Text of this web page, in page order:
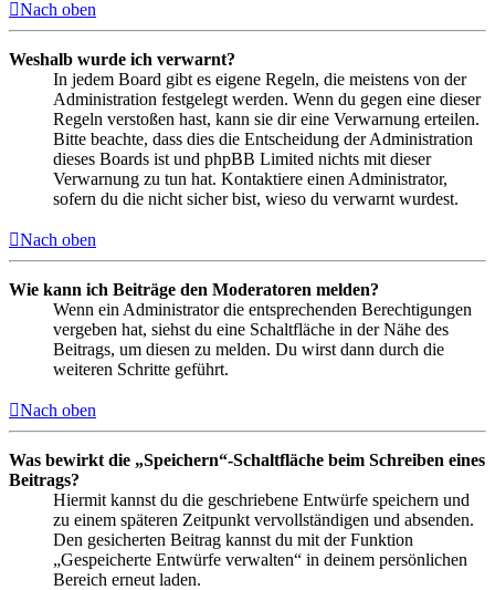
Nach oben
Weshalb wurde ich verwarnt?
In jedem Board gibt es eigene Regeln, die meistens von der
Administration festgelegt werden. Wenn du gegen eine dieser
Regeln verstoßen hast, kann sie dir eine Verwarnung erteilen.
Bitte beachte, dass dies die Entscheidung der Administration
dieses Boards ist und phpBB Limited nichts mit dieser
Verwarnung zu tun hat. Kontaktiere einen Administrator,
sofern du die nicht sicher bist, wieso du verwarnt wurdest.
Nach oben
Wie kann ich Beiträge den Moderatoren melden?
Wenn ein Administrator die entsprechenden Berechtigungen
vergeben hat, siehst du eine Schaltfläche in der Nähe des
Beitrags, um diesen zu melden. Du wirst dann durch die
weiteren Schritte geführt.
Nach oben
Was bewirkt die „Speichern“-Schaltfläche beim Schreiben eines
Beitrags?
Hiermit kannst du die geschriebene Entwürfe speichern und
zu einem späteren Zeitpunkt vervollständigen und absenden.
Den gesicherten Beitrag kannst du mit der Funktion
„Gespeicherte Entwürfe verwalten“ in deinem persönlichen
Bereich erneut laden.